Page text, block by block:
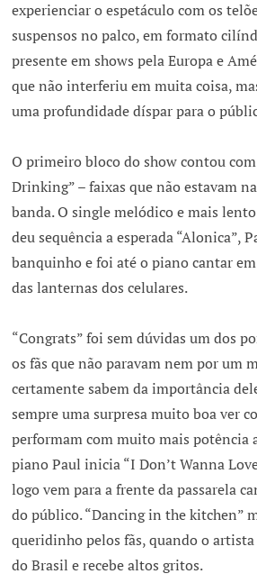
experienciar o espetáculo com os
suspensos no palco, em formato
presente em shows pela Europa e
que não interferiu em muita coisa,
uma profundidade díspar para o
O primeiro bloco do show contou
Drinking” – faixas que não estavam
banda. O single melódico e mais
deu sequência a esperada “Alonica”,
banquinho e foi até o piano cantar
das lanternas dos celulares.
“Congrats” foi sem dúvidas um dos
os fãs que não paravam nem por um
certamente sabem da importância
sempre uma surpresa muito boa ver
performam com muito mais potência
piano Paul inicia “I Don’t Wanna
logo vem para a frente da passarela
do público. “Dancing in the kitchen”
queridinho pelos fãs, quando o
do Brasil e recebe altos gritos.